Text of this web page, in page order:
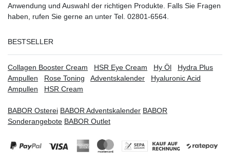
Anwendung und Auswahl der richtigen Produkte. Falls Sie Fragen
haben, rufen Sie gerne an unter Tel. 02801-6564.
BESTSELLER
Collagen Booster Cream HSR Eye Cream Hy Öl
Hydra Plus
Ampullen
Rose Toning Adventskalender
Hyaluronic Acid
Ampullen
HSR Cream
BABOR Osterei BABOR Adventskalender BABOR
Sonderangebote BABOR Outlet